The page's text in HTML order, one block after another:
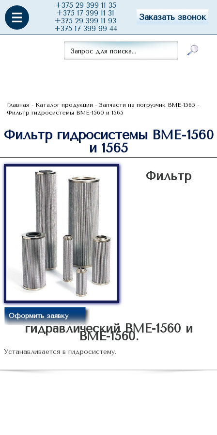
+375 29 399 11 35
+375 17 399 11 31
+375 29 399 11 93
+375 17 399 99 44
Заказать звонок
Главная - Каталог продукции - Запчасти на погрузчик ВМЕ-1565 -
Фильтр гидросистемы ВМЕ-1560 и 1565
Фильтр гидросистемы ВМЕ-1560
и 1565
Оформить заявку
Фильтр
гидравлический ВМЕ-1560 и
ВМЕ-1560.
Устанавливается в гидросистему.